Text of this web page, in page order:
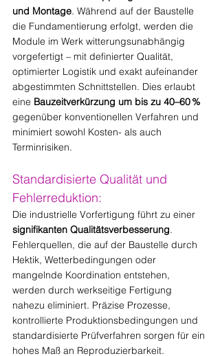
und Montage. Während auf der Baustelle
die Fundamentierung erfolgt, werden die
Module im Werk witterungsunabhängig
vorgefertigt – mit definierter Qualität,
optimierter Logistik und exakt aufeinander
abgestimmten Schnittstellen. Dies erlaubt
eine Bauzeitverkürzung um bis zu 40–60 %
gegenüber konventionellen Verfahren und
minimiert sowohl Kosten- als auch
Terminrisiken.
Standardisierte Qualität und
Fehlerreduktion:
Die industrielle Vorfertigung führt zu einer
signifikanten Qualitätsverbesserung.
Fehlerquellen, die auf der Baustelle durch
Hektik, Wetterbedingungen oder
mangelnde Koordination entstehen,
werden durch werkseitige Fertigung
nahezu eliminiert. Präzise Prozesse,
kontrollierte Produktionsbedingungen und
standardisierte Prüfverfahren sorgen für ein
hohes Maß an Reproduzierbarkeit.